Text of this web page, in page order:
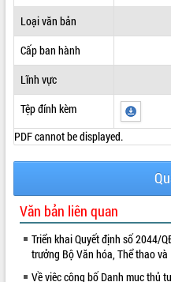
Loại văn bản
Cấp ban hành
Lĩnh vực
Tệp đính kèm
PDF cannot be displayed.
Văn bản liên quan
Triển khai Quyết định số 2044/
trưởng Bộ Văn hóa, Thể thao và
Về việc công bố Danh mục thủ